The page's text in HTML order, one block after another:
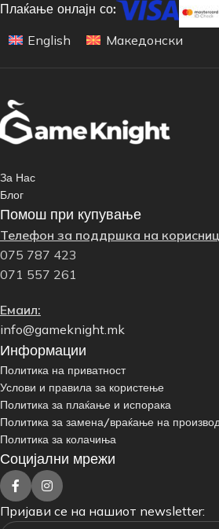
Плаќање онлајн со:
English
Македонски
За Нас
Блог
Помош при купување
Телефон за поддршка на
075 787 423
071 557 261
Емаил:
info@gameknight.mk
Информации
Политика на приватност
Услови и правила за користење
Политика за плаќање и испорака
Политика за замена/враќање на
Политика за колачиња
Социјални мрежи
Пријави се на нашиот newsletter: